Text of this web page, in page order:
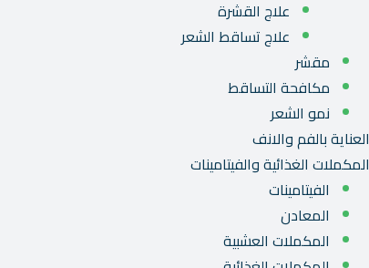
علاج القشرة
علاج تساقط الشعر
مقشر
مكافحة التساقط
نمو الشعر
العناية بالفم والانف
المكملات الغذائية والفيتامينات
الفيتامينات
المعادن
المكملات العشبية